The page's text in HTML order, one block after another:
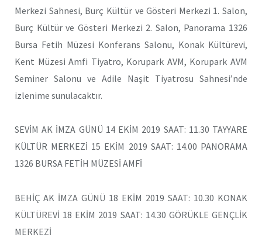
Merkezi Sahnesi, Burç Kültür ve Gösteri Merkezi 1. Salon,
Burç Kültür ve Gösteri Merkezi 2. Salon, Panorama 1326
Bursa Fetih Müzesi Konferans Salonu, Konak Kültürevi,
Kent Müzesi Amfi Tiyatro, Korupark AVM, Korupark AVM
Seminer Salonu ve Adile Naşit Tiyatrosu Sahnesi’nde
izlenime sunulacaktır.
SEVİM AK İMZA GÜNÜ 14 EKİM 2019 SAAT: 11.30 TAYYARE
KÜLTÜR MERKEZİ 15 EKİM 2019 SAAT: 14.00 PANORAMA
1326 BURSA FETİH MÜZESİ AMFİ
BEHİÇ AK İMZA GÜNÜ 18 EKİM 2019 SAAT: 10.30 KONAK
KÜLTÜREVİ 18 EKİM 2019 SAAT: 14.30 GÖRÜKLE GENÇLİK
MERKEZİ